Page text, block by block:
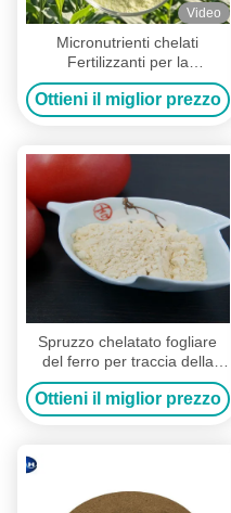
Video
Micronutrienti chelati
Fertilizzanti per la
prevenzione della marciume
dei fiori nei pomodori e negli
alberi da frutto
Ottieni il miglior prezzo
Spruzzo chelatato fogliare
del ferro per traccia della
premiscela minerale dell'erba
dei prati inglesi delle piante la
bio-
Ottieni il miglior prezzo